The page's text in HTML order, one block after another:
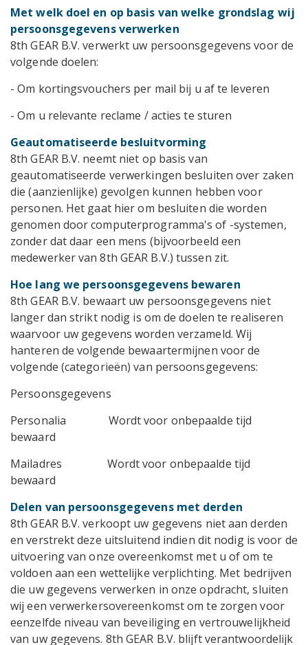
Met welk doel en op basis van welke grondslag wij
persoonsgegevens verwerken
8th GEAR B.V. verwerkt uw persoonsgegevens voor de
volgende doelen:
- Om kortingsvouchers per mail bij u af te leveren
- Om u relevante reclame / acties te sturen
Geautomatiseerde besluitvorming
8th GEAR B.V. neemt niet op basis van
geautomatiseerde verwerkingen besluiten over zaken
die (aanzienlijke) gevolgen kunnen hebben voor
personen. Het gaat hier om besluiten die worden
genomen door computerprogramma's of -systemen,
zonder dat daar een mens (bijvoorbeeld een
medewerker van 8th GEAR B.V.) tussen zit.
Hoe lang we persoonsgegevens bewaren
8th GEAR B.V. bewaart uw persoonsgegevens niet
langer dan strikt nodig is om de doelen te realiseren
waarvoor uw gegevens worden verzameld. Wij
hanteren de volgende bewaartermijnen voor de
volgende (categorieën) van persoonsgegevens:
Persoonsgegevens
Personalia Wordt voor onbepaalde tijd
bewaard
Mailadres Wordt voor onbepaalde tijd
bewaard
Delen van persoonsgegevens met derden
8th GEAR B.V. verkoopt uw gegevens niet aan derden
en verstrekt deze uitsluitend indien dit nodig is voor de
uitvoering van onze overeenkomst met u of om te
voldoen aan een wettelijke verplichting. Met bedrijven
die uw gegevens verwerken in onze opdracht, sluiten
wij een verwerkersovereenkomst om te zorgen voor
eenzelfde niveau van beveiliging en vertrouwelijkheid
van uw gegevens. 8th GEAR B.V. blijft verantwoordelijk